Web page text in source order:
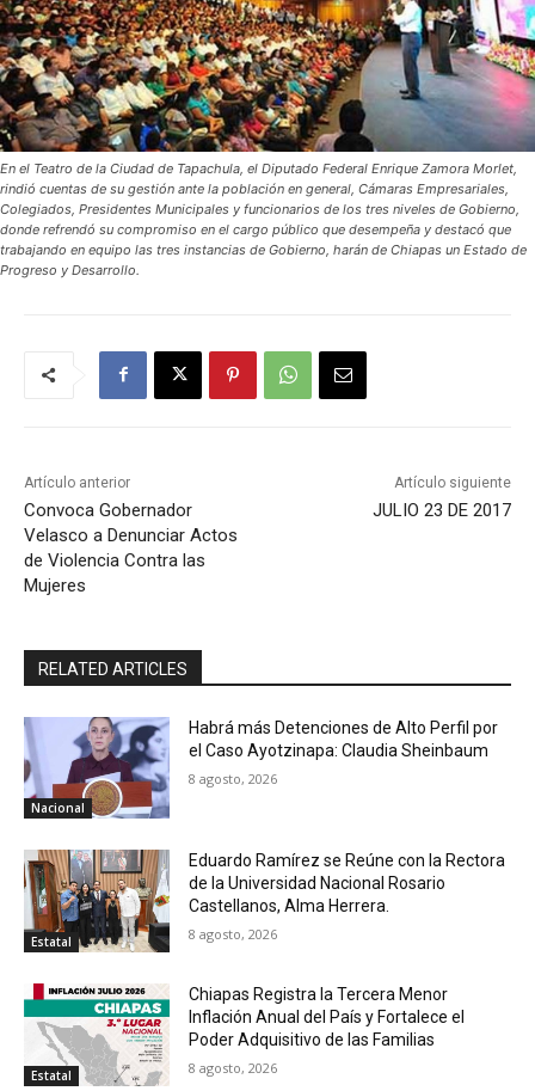
En el Teatro de la Ciudad de Tapachula, el Diputado Federal Enrique Zamora Morlet,
rindió cuentas de su gestión ante la población en general, Cámaras Empresariales,
Colegiados, Presidentes Municipales y funcionarios de los tres niveles de Gobierno,
donde refrendó su compromiso en el cargo público que desempeña y destacó que
trabajando en equipo las tres instancias de Gobierno, harán de Chiapas un Estado de
Progreso y Desarrollo.
Artículo anterior
Convoca Gobernador
Velasco a Denunciar Actos
de Violencia Contra las
Mujeres
Artículo siguiente
JULIO 23 DE 2017
RELATED ARTICLES
Nacional
Habrá más Detenciones de Alto Perfil por
el Caso Ayotzinapa: Claudia Sheinbaum
8 agosto, 2026
Estatal
Eduardo Ramírez se Reúne con la Rectora
de la Universidad Nacional Rosario
Castellanos, Alma Herrera.
8 agosto, 2026
Estatal
Chiapas Registra la Tercera Menor
Inflación Anual del País y Fortalece el
Poder Adquisitivo de las Familias
8 agosto, 2026